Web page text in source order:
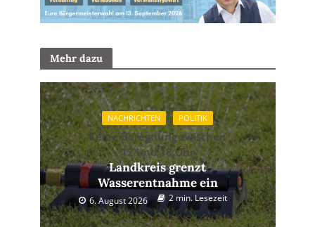
Mehr dazu
NACHRICHTEN POLITIK
Keine Beregnung zwischen
12 und 18 Uhr
Landkreis grenzt
Wasserentnahme ein
6. August 2026 2 min. Lesezeit